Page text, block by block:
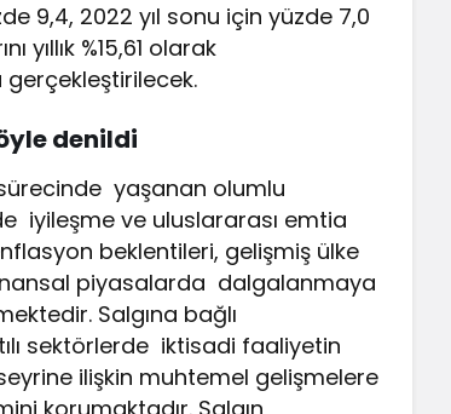
9,4, 2022 yıl sonu için yüzde 7,0
yıllık %15,61 olarak
gerçekleştirilecek.
denildi
yaşanan olumlu
iyileşme ve uluslararası emtia
beklentileri, gelişmiş ülke
piyasalarda dalgalanmaya
Salgına bağlı
sektörlerde iktisadi faaliyetin
ilişkin muhtemel gelişmelere